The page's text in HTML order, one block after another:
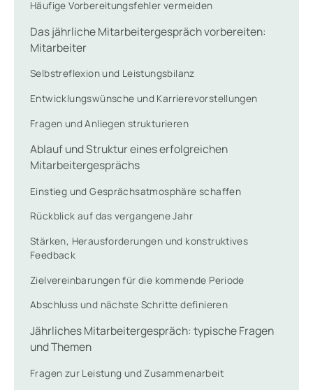
Häufige Vorbereitungsfehler vermeiden
Das jährliche Mitarbeitergespräch vorbereiten:
Mitarbeiter
Selbstreflexion und Leistungsbilanz
Entwicklungswünsche und Karrierevorstellungen
Fragen und Anliegen strukturieren
Ablauf und Struktur eines erfolgreichen
Mitarbeitergesprächs
Einstieg und Gesprächsatmosphäre schaffen
Rückblick auf das vergangene Jahr
Stärken, Herausforderungen und konstruktives
Feedback
Zielvereinbarungen für die kommende Periode
Abschluss und nächste Schritte definieren
Jährliches Mitarbeitergespräch: typische Fragen
und Themen
Fragen zur Leistung und Zusammenarbeit